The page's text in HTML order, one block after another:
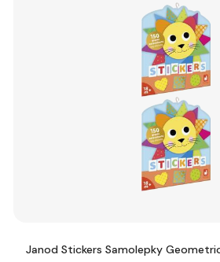
Janod Stickers Samolepky